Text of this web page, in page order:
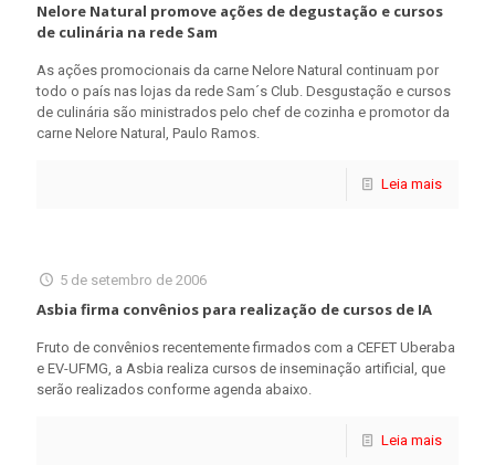
Nelore Natural promove ações de degustação e cursos
de culinária na rede Sam
As ações promocionais da carne Nelore Natural continuam por
todo o país nas lojas da rede Sam´s Club. Desgustação e cursos
de culinária são ministrados pelo chef de cozinha e promotor da
carne Nelore Natural, Paulo Ramos.
Leia mais
5 de setembro de 2006
Asbia firma convênios para realização de cursos de IA
Fruto de convênios recentemente firmados com a CEFET Uberaba
e EV-UFMG, a Asbia realiza cursos de inseminação artificial, que
serão realizados conforme agenda abaixo.
Leia mais